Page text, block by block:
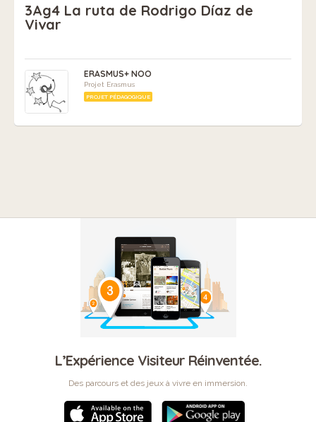
3Ag4 La ruta de Rodrigo Díaz de
Vivar
ERASMUS+ NOO
Projet Erasmus
PROJET PÉDAGOGIQUE
L’Expérience Visiteur Réinventée.
Des parcours et des jeux à vivre en immersion.